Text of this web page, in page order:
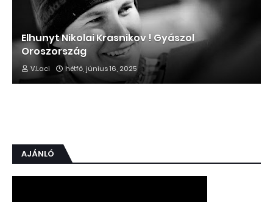
Elhunyt Nikolai Krasnikov ! Gyászol
Oroszország
V.Laci hétfő, június 16, 2025
AJÁNLÓ